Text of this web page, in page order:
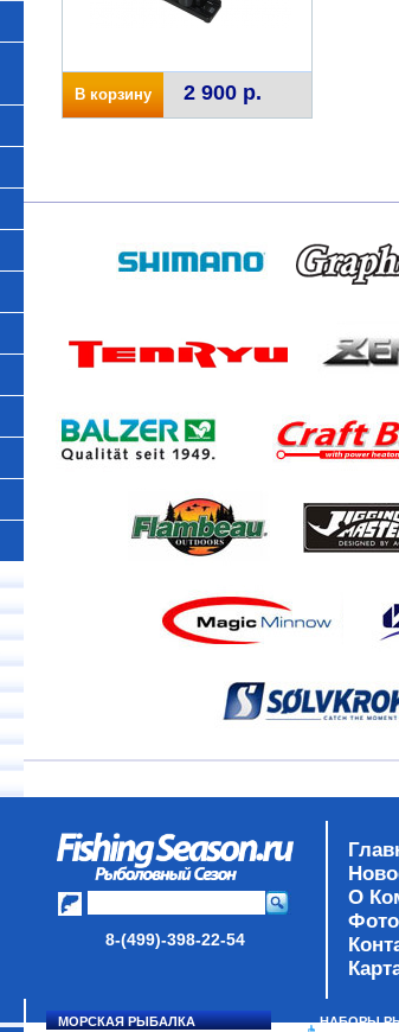
В корзину 2 900 р.
8-(499)-398-22-54
О
МОРСКАЯ РЫБАЛКА НАБОРЫ